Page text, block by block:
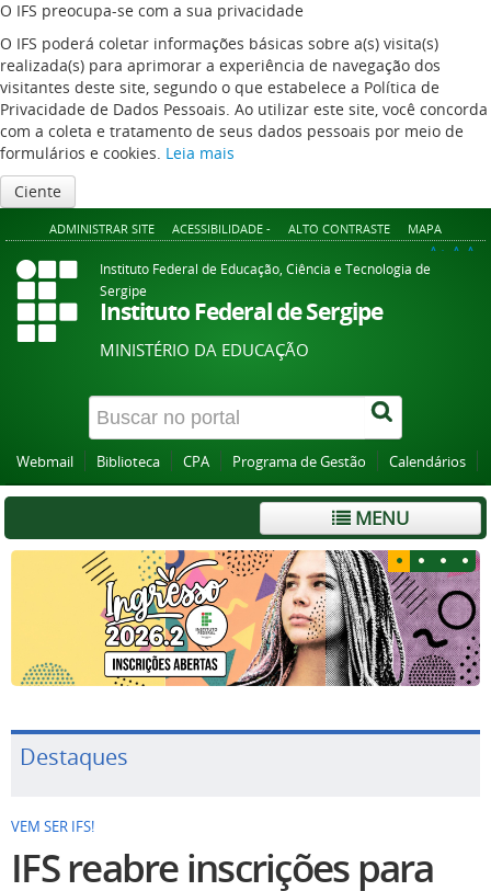
O IFS preocupa-se com a sua privacidade
O IFS poderá coletar informações básicas sobre a(s) visita(s)
realizada(s) para aprimorar a experiência de navegação dos
visitantes deste site, segundo o que estabelece a Política de
Privacidade de Dados Pessoais. Ao utilizar este site, você concorda
com a coleta e tratamento de seus dados pessoais por meio de
formulários e cookies. Leia mais
Ciente
ADMINISTRAR SITE ACESSIBILIDADE - ALTO CONTRASTE MAPA
A+ A A-
Instituto Federal de Educação, Ciência e Tecnologia de
Sergipe
Instituto Federal de Sergipe
MINISTÉRIO DA EDUCAÇÃO
Webmail Biblioteca CPA Programa de Gestão Calendários
MENU
Destaques
VEM SER IFS!
IFS reabre inscrições para